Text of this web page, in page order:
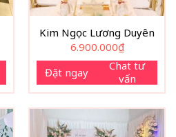
Kim Ngọc Lương Duyên
6.900.000₫
Đặt ngay
Chat tư
vấn